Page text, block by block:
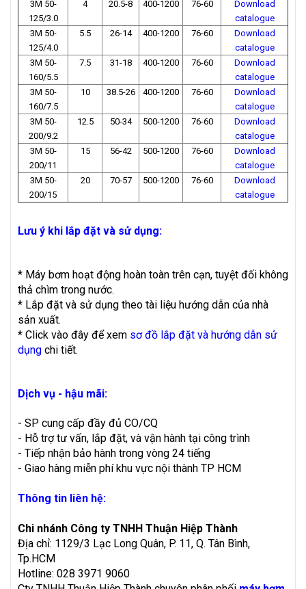
3M 50-
125/3.0
4 20.5-8 400-1200 76-60
Download
catalogue
3M 50-
125/4.0
5.5 26-14 400-1200 76-60
Download
catalogue
3M 50-
160/5.5
7.5 31-18 400-1200 76-60
Download
catalogue
3M 50-
160/7.5
10 38.5-26 400-1200 76-60
Download
catalogue
3M 50-
200/9.2
12.5 50-34 500-1200 76-60
Download
catalogue
3M 50-
200/11
15 56-42 500-1200 76-60
Download
catalogue
3M 50-
200/15
20 70-57 500-1200 76-60
Download
catalogue
Lưu ý khi lắp đặt và sử dụng:
* Máy bơm hoạt động hoàn toàn trên cạn, tuyệt đối không
thả chìm trong nước.
* Lắp đặt và sử dụng theo tài liệu hướng dẫn của nhà
sản xuất.
* Click vào đây để xem sơ đồ lắp đặt và hướng dẫn sử
dụng chi tiết.
Dịch vụ - hậu mãi:
- SP cung cấp đầy đủ CO/CQ
- Hỗ trợ tư vấn, lắp đặt, và vận hành tại công trình
- Tiếp nhận bảo hành trong vòng 24 tiếng
- Giao hàng miễn phí khu vực nội thành TP HCM
Thông tin liên hệ:
Chi nhánh Công ty TNHH Thuận Hiệp Thành
Địa chỉ: 1129/3 Lạc Long Quân, P. 11, Q. Tân Bình,
Tp.HCM
Hotline: 028 3971 9060